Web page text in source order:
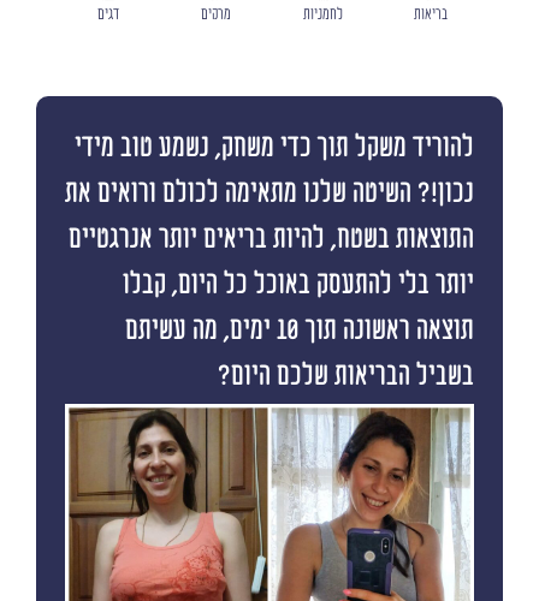
בריאות לחמניות מרקים דגים
להוריד משקל תוך כדי משחק, נשמע טוב מידי
נכון!? השיטה שלנו מתאימה לכולם ורואים את
התוצאות בשטח, להיות בריאים יותר אנרגטיים
יותר בלי להתעסק באוכל כל היום, קבלו
תוצאה ראשונה תוך 10 ימים, מה עשיתם
בשביל הבריאות שלכם היום?